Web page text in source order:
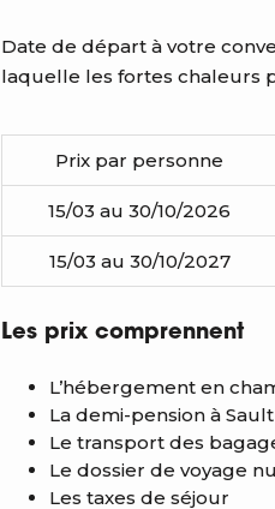
Date de départ à votre
laquelle les fortes chaleurs
Prix par personne
15/03 au 30/10/2026
15/03 au 30/10/2027
Les prix comprennent
L’hébergement en
La demi-pension à Sault
Le transport des
Le dossier de voyage
Les taxes de séjour